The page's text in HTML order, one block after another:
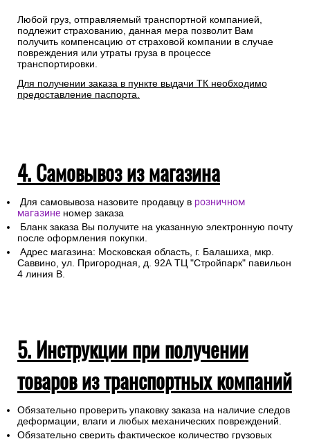
Любой груз, отправляемый транспортной компанией,
подлежит страхованию, данная мера позволит Вам
получить компенсацию от страховой компании в случае
повреждения или утраты груза в процессе
транспортировки.
Для получении заказа в пункте выдачи ТК необходимо
предоставление паспорта.
4. Самовывоз из магазина
Для самовывоза назовите продавцу в розничном
магазине номер заказа
Бланк заказа Вы получите на указанную электронную почту
после оформления покупки.
Адрес магазина: Московская область, г. Балашиха, мкр.
Саввино, ул. Пригородная, д. 92А ТЦ "Стройпарк" павильон
4 линия В.
5. Инструкции при получении
товаров из транспортных компаний
Обязательно проверить упаковку заказа на наличие следов
деформации, влаги и любых механических повреждений.
Обязательно сверить фактическое количество грузовых